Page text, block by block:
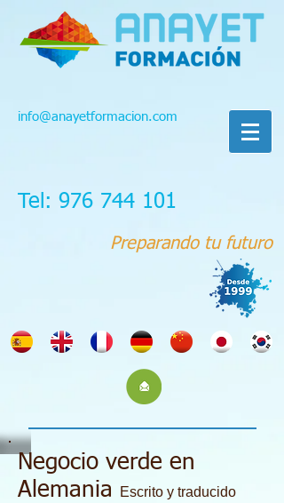
info@anayetformacion.com
Tel: 976 744 101
Preparando tu futuro
Negocio verde en
Alemania
Escrito y traducido